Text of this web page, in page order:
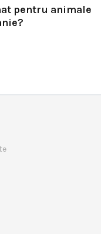
pentru animale